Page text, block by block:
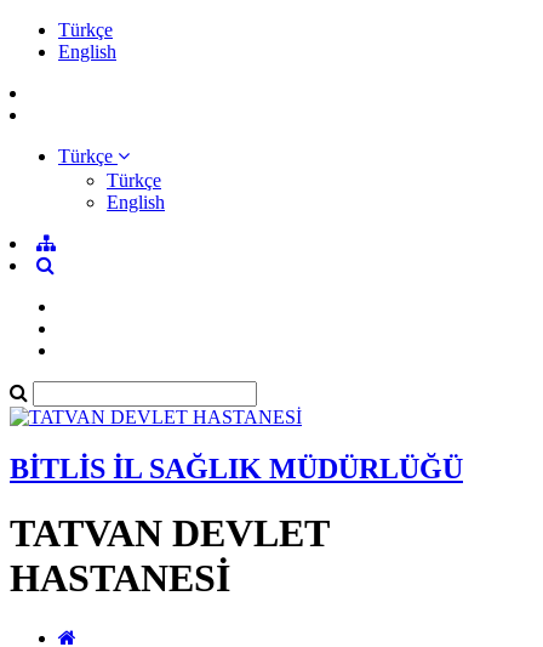
Türkçe
English
Türkçe
Türkçe
English
BİTLİS İL SAĞLIK MÜDÜRLÜĞÜ
TATVAN DEVLET
HASTANESİ